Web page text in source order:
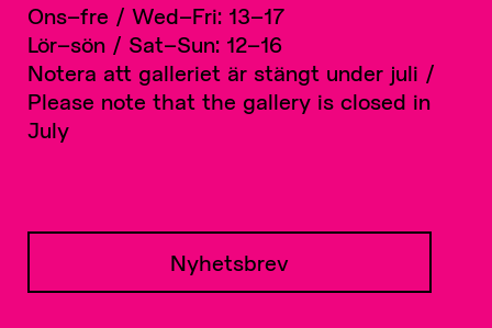
Ons–fre / Wed–Fri: 13–17
Lör–sön / Sat–Sun: 12–16
Notera att galleriet är stängt under juli /
Please note that the gallery is closed in
July
Nyhetsbrev